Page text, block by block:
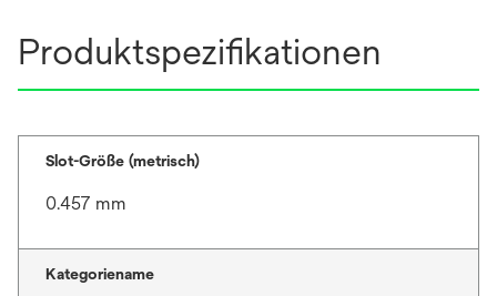
Produktspezifikationen
Slot-Größe (metrisch)
0.457 mm
Kategoriename